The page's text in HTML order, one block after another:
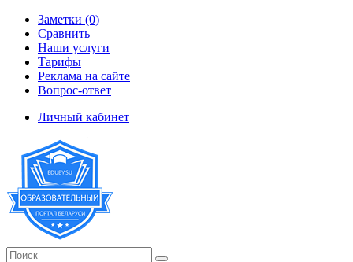
Заметки (0)
Сравнить
Наши услуги
Тарифы
Реклама на сайте
Вопрос-ответ
Личный кабинет